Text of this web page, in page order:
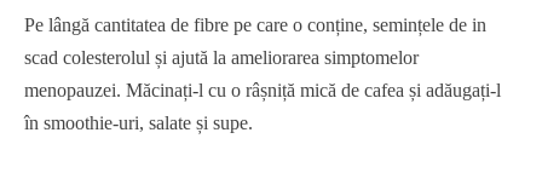
Pe lângă cantitatea de fibre pe care o conține, semințele de in
scad colesterolul și ajută la ameliorarea simptomelor
menopauzei. Măcinați-l cu o râșniță mică de cafea și adăugați-l
în smoothie-uri, salate și supe.